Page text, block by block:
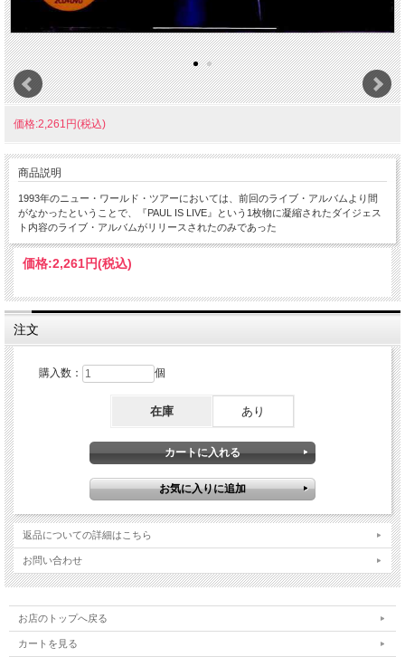
価格:2,261円(税込)
商品説明
1993年のニュー・ワールド・ツアーにおいては、前回のライブ・アルバムより間
がなかったということで、『PAUL IS LIVE』という1枚物に凝縮されたダイジェス
ト内容のライブ・アルバムがリリースされたのみであった
価格:2,261円(税込)
注文
購入数： 個
在庫 あり
返品についての詳細はこちら
お問い合わせ
お店のトップへ戻る
カートを見る